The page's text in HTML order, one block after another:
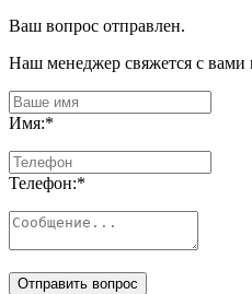
Ваш вопрос отправлен.
Наш менеджер свяжется с вами
Имя:*
Телефон:*
Отправить вопрос